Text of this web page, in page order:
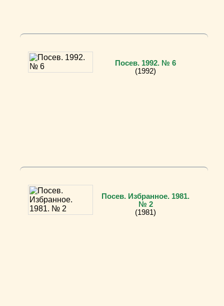
Посев. 1992. № 6
(1992)
Посев. Избранное. 1981.
№ 2
(1981)